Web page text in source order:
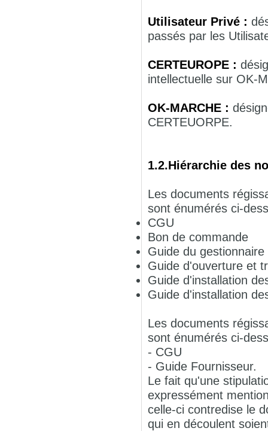
Utilisateur Privé :
passés par les
CERTEUROPE :
intellectuelle sur OK-
OK-MARCHE :
CERTEUORPE.
1.2.Hiérarchie des
Les documents
sont énumérés ci-
CGU
Bon de commande
Guide du gestionnaire
Guide d'ouverture et
Guide d'installation
Guide d'installation
Les documents
sont énumérés ci-
- CGU
- Guide Fournisseur.
Le fait qu'une
expressément
celle-ci contredise le
qui en découlent